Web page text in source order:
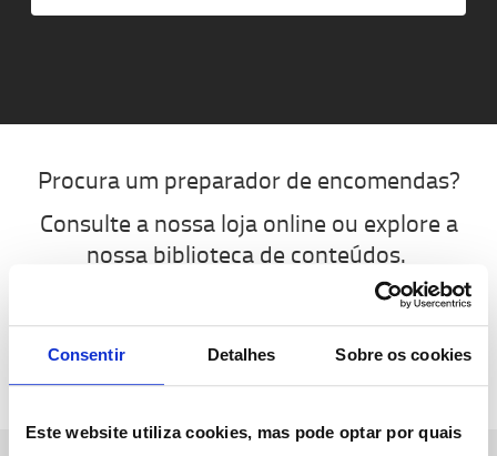
Consentir Detalhes Sobre os cookies
Este website utiliza cookies, mas pode optar por quais
Procura um preparador de encomendas?
Consulte a nossa loja online ou explore a
nossa biblioteca de conteúdos.
BIBLIOTECA
DE CONTEÚDOS